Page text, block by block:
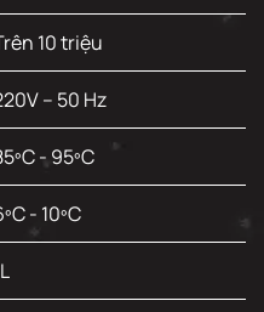
10 triệu
– 50 Hz
- 95ºC
- 10ºC